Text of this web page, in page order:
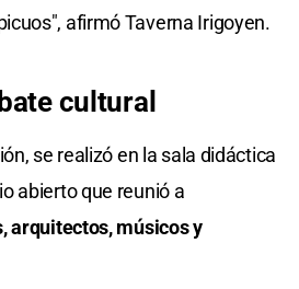
afirmó Taverna Irigoyen.
cultural
se realizó en la sala didáctica
abierto que reunió a
arquitectos, músicos y